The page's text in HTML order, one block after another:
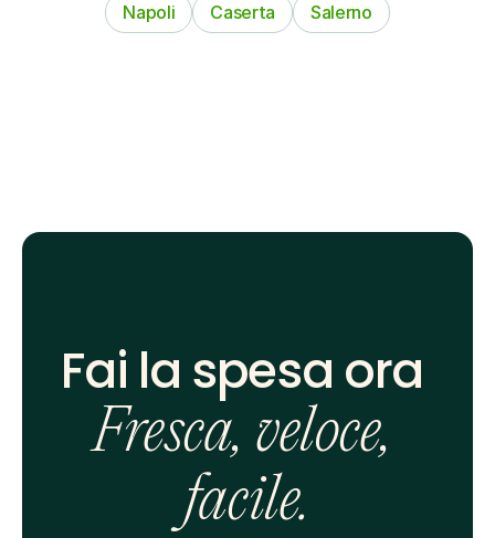
Napoli Caserta Salerno
Fai la spesa ora
Fresca, veloce,
facile.